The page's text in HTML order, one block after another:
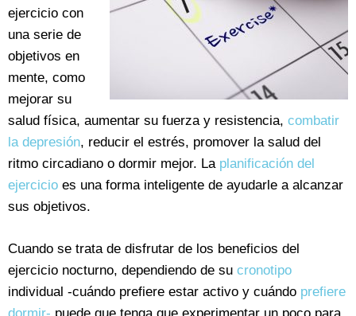
ejercicio con
una serie de
objetivos en
mente, como
mejorar su
salud física, aumentar su fuerza y resistencia, combatir
la depresión, reducir el estrés, promover la salud del
ritmo circadiano o dormir mejor. La planificación del
ejercicio es una forma inteligente de ayudarle a alcanzar
sus objetivos.
Cuando se trata de disfrutar de los beneficios del
ejercicio nocturno, dependiendo de su cronotipo
individual -cuándo prefiere estar activo y cuándo prefiere